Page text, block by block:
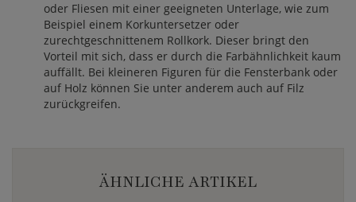
oder Fliesen mit einer geeigneten Unterlage, wie zum
Beispiel einem Korkuntersetzer oder
zurechtgeschnittenem Rollkork. Dieser bringt den
Vorteil mit sich, dass er durch die Farbähnlichkeit kaum
auffällt. Bei kleineren Figuren für die Fensterbank oder
auf Holz können Sie unter anderem auch auf Filz
zurückgreifen.
ÄHNLICHE ARTIKEL